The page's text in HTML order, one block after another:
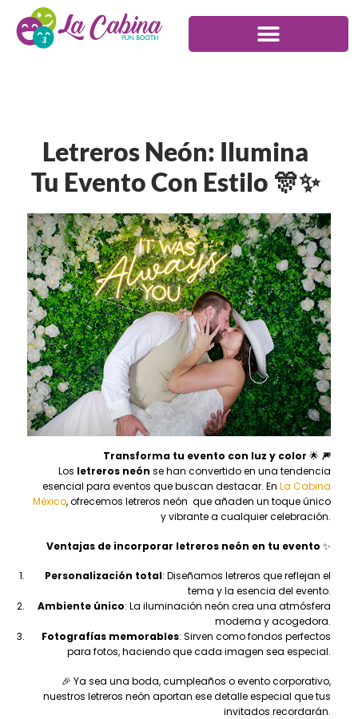
Letreros Neón: Ilumina
Tu Evento Con Estilo 🎊✨
Transforma tu evento con luz y color 🌟 🎆
Los letreros neón se han convertido en una tendencia
esencial para eventos que buscan destacar. En La Cabina
México, ofrecemos letreros neón que añaden un toque único
y vibrante a cualquier celebración.
Ventajas de incorporar letreros neón en tu evento ✨
Personalización total: Diseñamos letreros que reflejan el
tema y la esencia del evento.
Ambiente único: La iluminación neón crea una atmósfera
moderna y acogedora.
Fotografías memorables: Sirven como fondos perfectos
para fotos, haciendo que cada imagen sea especial.
🎉 Ya sea una boda, cumpleaños o evento corporativo,
nuestros letreros neón aportan ese detalle especial que tus
invitados recordarán.